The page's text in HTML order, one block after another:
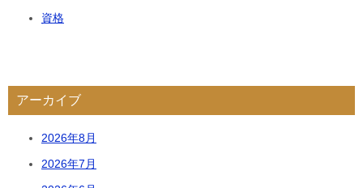
資格
アーカイブ
2026年8月
2026年7月